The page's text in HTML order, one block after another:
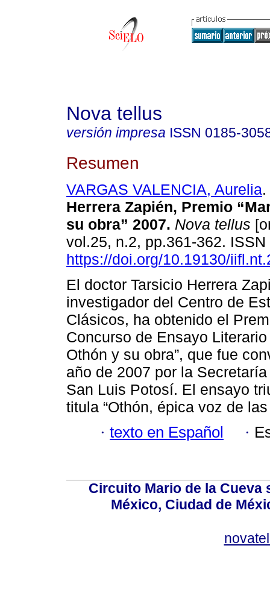
Nova tellus
versión impresa ISSN 0185-
Resumen
VARGAS VALENCIA, Aurelia.
Herrera Zapién, Premio
su obra” 2007. Nova tellus
vol.25, n.2, pp.361-362.
https://doi.org/10.19130/
El doctor Tarsicio Herrera
investigador del Centro de
Clásicos, ha obtenido el
Concurso de Ensayo
Othón y su obra”, que fue
año de 2007 por la
San Luis Potosí. El ensayo
titula “Othón, épica voz de
· texto en Español ·
Circuito Mario de la Cueva
México, Ciudad de